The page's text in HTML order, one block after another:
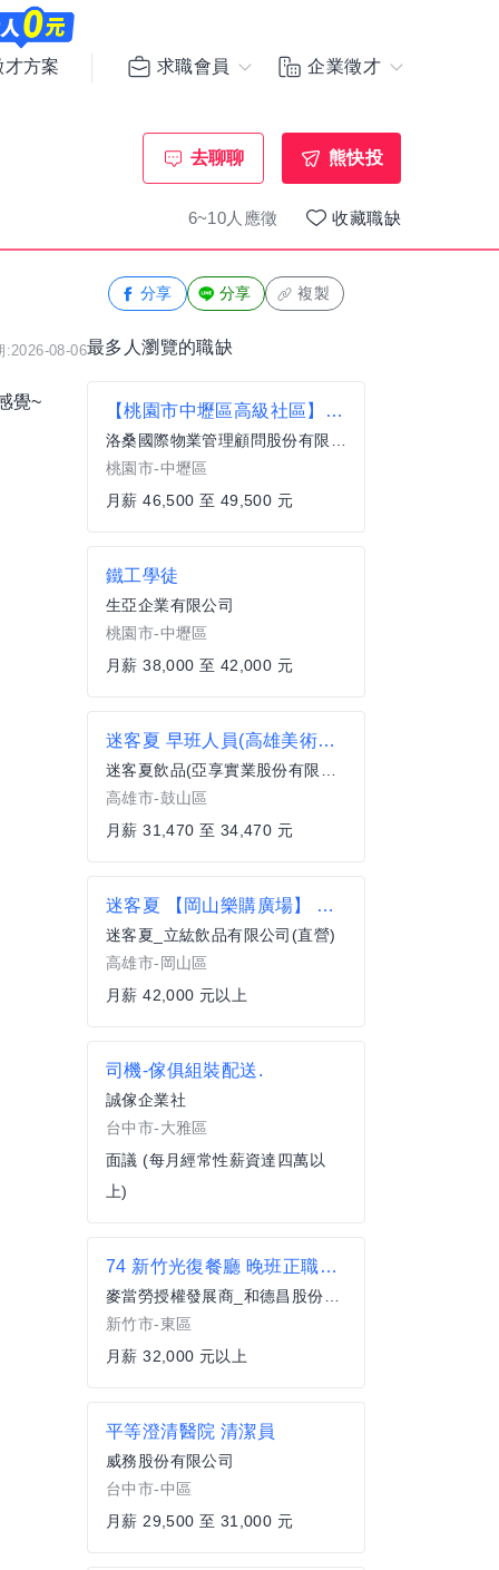
才方案 求職會員 企業徵才
去聊聊 熊快投
6~10人應徵 收藏職缺
:2026-08-06
覺~
分享 分享 複製
最多人瀏覽的職缺
【桃園市中壢區高級社區】夜班機動安管/保全人員薪46,500-49,500
洛桑國際物業管理顧問股份有限公司
桃園市-中壢區
月薪 46,500 至 49,500 元
鐵工學徒
生亞企業有限公司
桃園市-中壢區
月薪 38,000 至 42,000 元
迷客夏 早班人員(高雄美術館店)
迷客夏飲品(亞享實業股份有限公司)
高雄市-鼓山區
月薪 31,470 至 34,470 元
迷客夏 【岡山樂購廣場】 店經理 ★迷人未來 挑戰自我★42K起薪 擴大徵才
迷客夏_立紘飲品有限公司(直營)
高雄市-岡山區
月薪 42,000 元以上
司機-傢俱組裝配送.
誠傢企業社
台中市-大雅區
面議 (每月經常性薪資達四萬以
上)
74 新竹光復餐廳 晚班正職服務員(全職)
麥當勞授權發展商_和德昌股份有限公司
新竹市-東區
月薪 32,000 元以上
平等澄清醫院 清潔員
威務股份有限公司
台中市-中區
月薪 29,500 至 31,000 元